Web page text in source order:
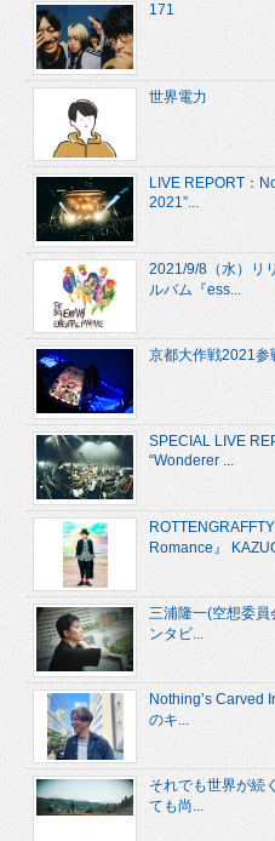
171
世界電力
LIVE REPORT：
2021”...
2021/9/8（水）リ
ルバム『ess...
京都大作戦2021参
SPECIAL LIVE
“Wonderer ...
Romance』
三浦隆一(空想委員
ンタビ...
Nothing’s Carved
のキ...
それでも世界が続
ても尚...